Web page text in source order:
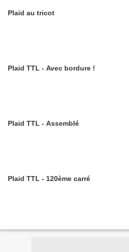
Plaid au tricot
Plaid TTL - Avec bordure !
Plaid TTL - Assemblé
Plaid TTL - 120ème carré